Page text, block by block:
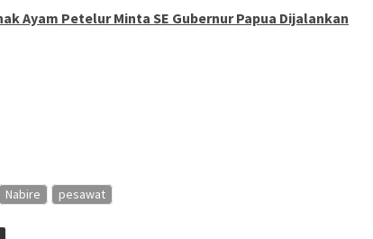
Ayam Petelur Minta SE Gubernur Papua Dijalankan
Nabire pesawat